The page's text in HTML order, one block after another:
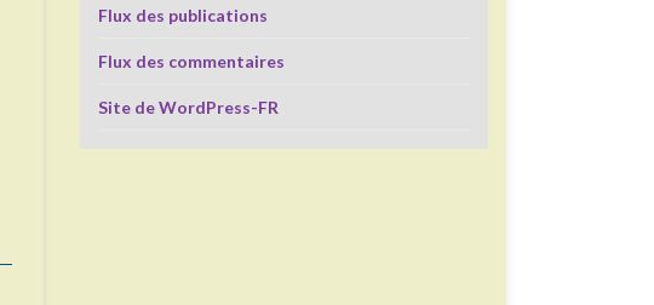
Flux des publications
Flux des commentaires
Site de WordPress-FR